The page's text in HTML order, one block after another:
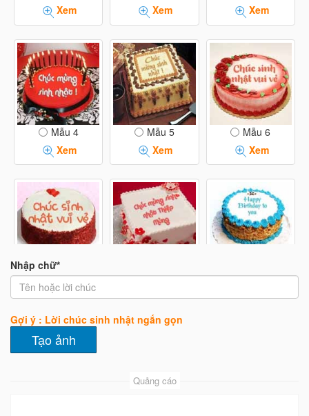
Xem
Xem
Xem
Mẫu 4
Xem
Mẫu 5
Xem
Mẫu 6
Xem
Mẫu 7
Xem
Nhập chữ*
Gợi ý : Lời chúc sinh nhật ngắn gọn
Quảng cáo